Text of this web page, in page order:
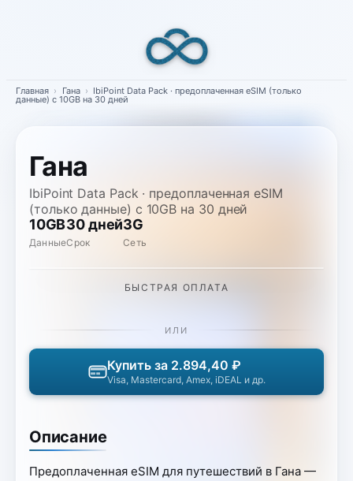
Главная › Гана › IbiPoint Data Pack · предоплаченная eSIM (только
данные) с 10GB на 30 дней
Гана
IbiPoint Data Pack · предоплаченная eSIM
(только данные) с 10GB на 30 дней
10GB
Данные
30 дней
Срок
3G
Сеть
Описание
Предоплаченная eSIM для путешествий в Гана —
БЫСТРАЯ ОПЛАТА
ИЛИ
Купить за 2.894,40 ₽
Visa, Mastercard, Amex, iDEAL и др.